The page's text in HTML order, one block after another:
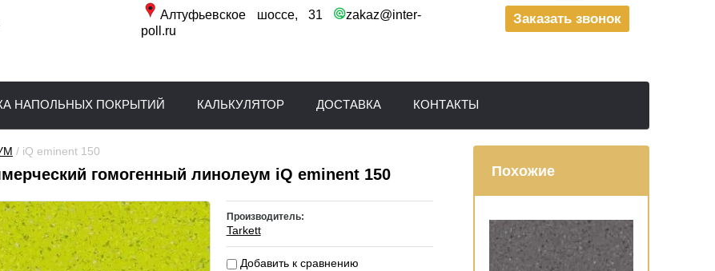
Заказать звонок
Алтуфьевское шоссе, 31
zakaz@inter-
poll.ru
НАПОЛЬНЫХ ПОКРЫТИЙ КАЛЬКУЛЯТОР ДОСТАВКА КОНТАКТЫ
/ iQ eminent 150
гомогенный линолеум iQ eminent 150
Производитель:
Tarkett
Добавить к сравнению
Похожие